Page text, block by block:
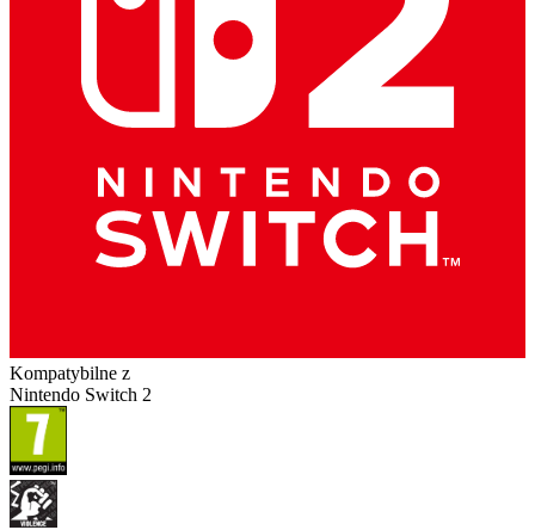
Kompatybilne z
Nintendo Switch 2